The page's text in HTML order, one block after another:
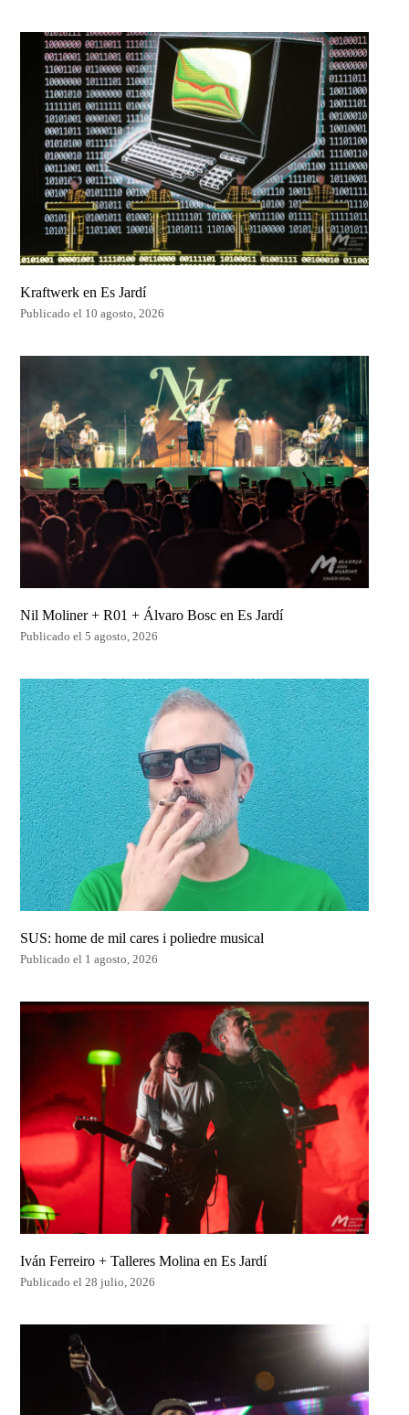
Kraftwerk en Es Jardí
Publicado el 10 agosto, 2026
Nil Moliner + R01 + Álvaro Bosc en Es Jardí
Publicado el 5 agosto, 2026
SUS: home de mil cares i poliedre musical
Publicado el 1 agosto, 2026
Iván Ferreiro + Talleres Molina en Es Jardí
Publicado el 28 julio, 2026